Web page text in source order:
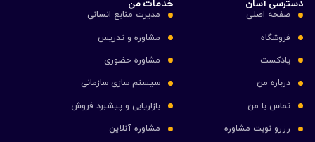
دسترسی آسان
صفحه اصلی
فروشگاه
پادکست
درباره من
تماس با من
رزرو نوبت مشاوره
خدمات من
مدیرت منابع انسانی
مشاوره و تدریس
مشاوره حضوری
سیستم سازی سازمانی
بازاریابی و پیشبرد فروش
مشاوره آنلاین